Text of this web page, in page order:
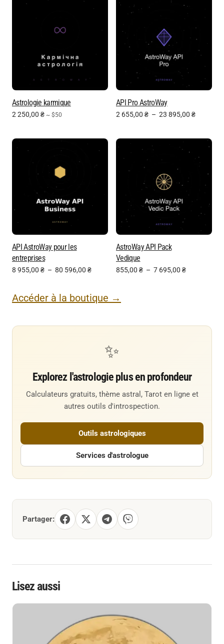
Astrologie karmique
2 250,00 ₴ ~ $50
API Pro AstroWay
2 655,00 ₴ – 23 895,00 ₴
API AstroWay pour les
entreprises
8 955,00 ₴ – 80 596,00 ₴
AstroWay API Pack
Vedique
855,00 ₴ – 7 695,00 ₴
Accéder à la boutique →
✨
Explorez l'astrologie plus en profondeur
Calculateurs gratuits, thème astral, Tarot en ligne et
autres outils d'introspection.
Outils astrologiques
Services d'astrologue
Partager:
Lisez aussi